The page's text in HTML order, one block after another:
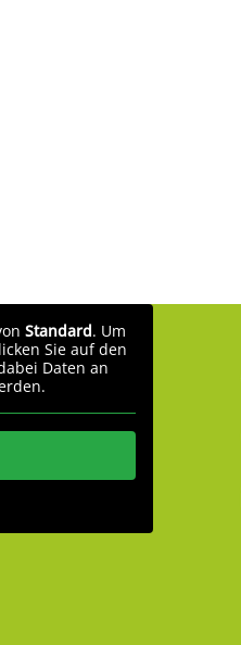
Standard. Um
Sie auf den
Daten an